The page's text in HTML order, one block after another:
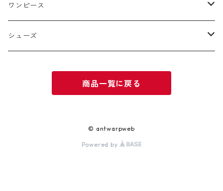
ring
pierce
ワンピース
ロング丈
シューズ
商品一覧に戻る
© antwarpweb
Powered by